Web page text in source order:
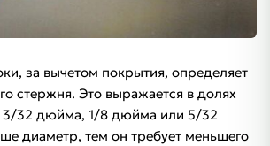
за вычетом покрытия, определяет
стержня. Это выражается в долях
3/32 дюйма, 1/8 дюйма или 5/32
диаметр, тем он требует меньшего